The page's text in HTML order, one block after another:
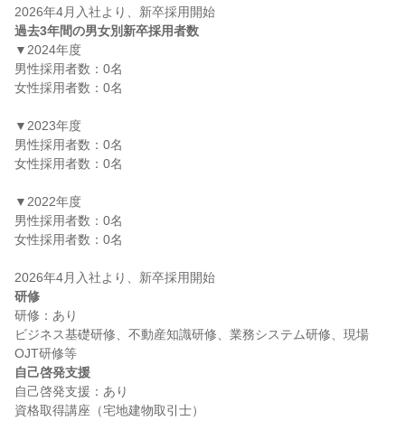
過去3年間の男女別新卒採用者数
▼2024年度
男性採用者数：0名
女性採用者数：0名
▼2023年度
男性採用者数：0名
女性採用者数：0名
▼2022年度
男性採用者数：0名
女性採用者数：0名
研修
研修：あり
ビジネス基礎研修、不動産知識研修、業務システム研修、現場
自己啓発支援
自己啓発支援：あり